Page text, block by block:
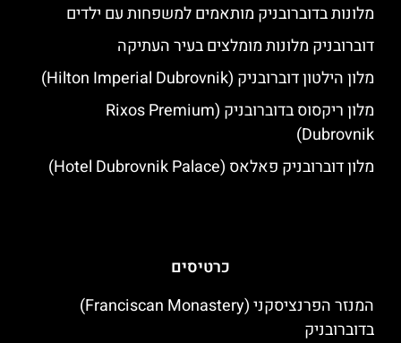
מלונות בדוברובניק מותאמים למשפחות עם ילדים
דוברובניק מלונות מומלצים בעיר העתיקה
מלון הילטון דוברובניק (Hilton Imperial Dubrovnik)
מלון ריקסוס בדוברובניק (Rixos Premium
Dubrovnik)
מלון דוברובניק פאלאס (Hotel Dubrovnik Palace)
כרטיסים
המנזר הפרנציסקני (Franciscan Monastery)
בדוברובניק